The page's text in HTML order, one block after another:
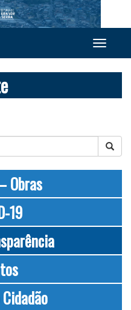
Toggle
navigation
Obras
19